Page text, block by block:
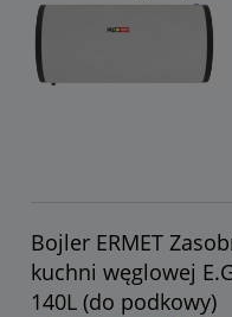
Bojler ERMET
kuchni węglowej
140L (do podkowy)